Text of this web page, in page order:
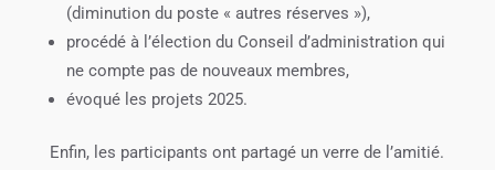
(diminution du poste « autres réserves »),
procédé à l’élection du Conseil d’administration qui
ne compte pas de nouveaux membres,
évoqué les projets 2025.
Enfin, les participants ont partagé un verre de l’amitié.